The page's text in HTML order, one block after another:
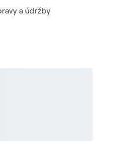
a údržby